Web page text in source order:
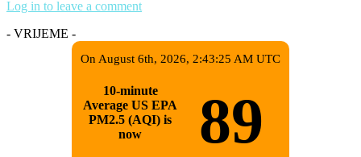
Log in to leave a comment
- VRIJEME -
On August 6th, 2026, 2:43:25 AM UTC
10-minute
Average US EPA
PM2.5 (AQI) is
now
89